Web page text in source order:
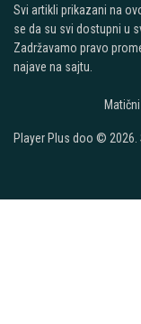
Svi artikli prikazani na
se da su svi dostupni u
Zadržavamo pravo
najave na sajtu.
Player Plus doo © 2026.